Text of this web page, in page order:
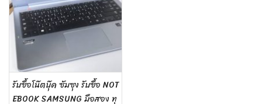
รับซื้อโน๊ตบุ๊ค ซัมซุง รับซื้อ NOT
EBOOK SAMSUNG มือสอง ทุ